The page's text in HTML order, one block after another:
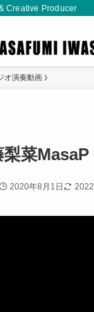
Creative Producer
オ演奏動画
梨菜
2020年8月1日